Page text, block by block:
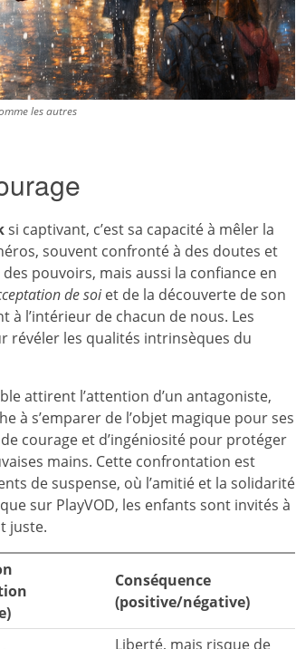
les autres
si captivant, c’est sa capacité à mêler la
souvent confronté à des doutes et
pouvoirs, mais aussi la confiance en
de soiet de la découverte de son
l’intérieur de chacun de nous. Les
révéler les qualités intrinsèques du
attirent l’attention d’un antagoniste,
à s’emparer de l’objet magique pour ses
courage et d’ingéniosité pour protéger
mains. Cette confrontation est
de suspense, où l’amitié et la solidarité
sur PlayVOD, les enfants sont invités à
juste.
Conséquence
(positive/négative)
Liberté, mais risque de